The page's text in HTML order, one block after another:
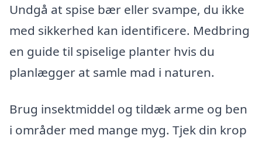
Undgå at spise bær eller svampe, du ikke
med sikkerhed kan identificere. Medbring
en guide til spiselige planter hvis du
planlægger at samle mad i naturen.
Brug insektmiddel og tildæk arme og ben
i områder med mange myg. Tjek din krop